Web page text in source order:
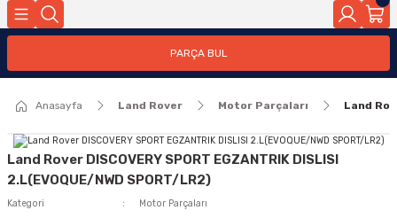
PARÇA BUL
Anasayfa Land Rover Motor Parçaları Land
Land Rover DISCOVERY SPORT EGZANTRIK DISLISI
2.L(EVOQUE/NWD SPORT/LR2)
Kategori
Motor Parçaları